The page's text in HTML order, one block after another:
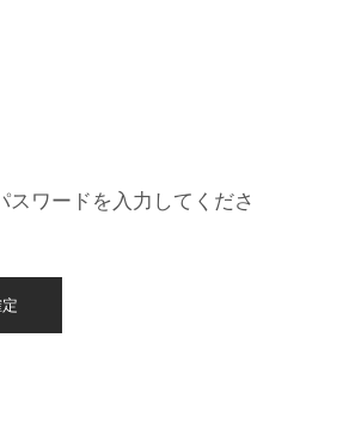
ワードを入力してくださ